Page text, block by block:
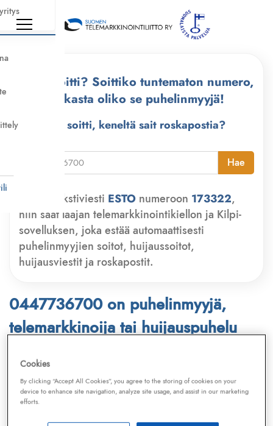
Kuka soitti? Soittiko tuntematon numero,
tarkasta oliko se puhelinmyyjä!
Kuka soitti, keneltä sait roskapostia?
Hae
Lähetä tekstiviesti ESTO numeroon 173322,
niin saat laajan telemarkkinointikiellon ja Kilpi-
sovelluksen, joka estää automaattisesti
puhelinmyyjien soitot, huijaussoitot,
huijausviestit ja roskapostit.
0447736700 on puhelinmyyjä,
telemarkkinoija tai huijauspuhelu
Puhelinnumero
Telemarkkinointiliiton jaKilpi-sovelluksen
tietokannasta, joka kattaa satoja tuhansia
Cookies
By clicking “Accept All Cookies”, you agree to the storing of cookies on your
device to enhance site navigation, analyze site usage, and assist in our marketing
efforts.